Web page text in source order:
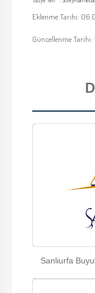
Eklenme Tarihi:
Güncellenme Tarihi:
Sanliurfa